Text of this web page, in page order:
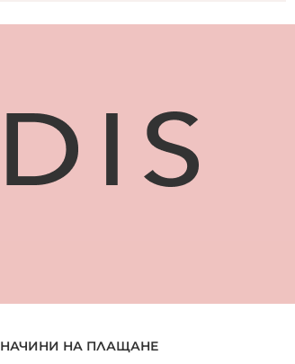
НАЧИНИ НА ПЛАЩАНЕ